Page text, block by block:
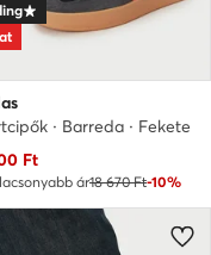
· Barreda · Fekete
ár
Ft
ár18 670 Ft-10%